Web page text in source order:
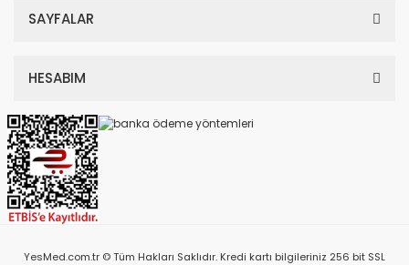
SAYFALAR
HESABIM
YesMed.com.tr © Tüm Hakları Saklıdır. Kredi kartı bilgileriniz 256 bit SSL